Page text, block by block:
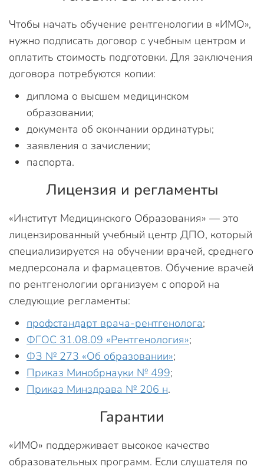
Чтобы начать обучение рентгенологии в «ИМО»,
нужно подписать договор с учебным центром и
оплатить стоимость подготовки. Для заключения
договора потребуются копии:
диплома о высшем медицинском
образовании;
документа об окончании ординатуры;
заявления о зачислении;
паспорта.
Лицензия и регламенты
«Институт Медицинского Образования» — это
лицензированный учебный центр ДПО, который
специализируется на обучении врачей, среднего
медперсонала и фармацевтов. Обучение врачей
по рентгенологии организуем с опорой на
следующие регламенты:
профстандарт врача-рентгенолога;
ФГОС 31.08.09 «Рентгенология»;
ФЗ № 273 «Об образовании»;
Приказ Минобрнауки № 499;
Приказ Минздрава № 206 н.
Гарантии
«ИМО» поддерживает высокое качество
образовательных программ. Если слушателя по